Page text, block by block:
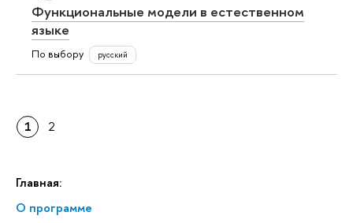
Главная:
О программе
Функциональные модели в естественном
языке
По выбору русский
1 2